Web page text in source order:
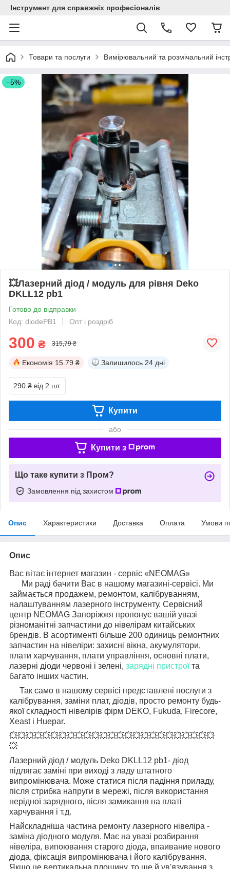
Інструмент для справжніх професіоналів
Товари та послуги Вимірювальний та розмічальний
–5%
💥Лазерний діод / модуль для рівня Deko
DKLL12 pb1
Готово до відправки
Код: diodePB1
Опт і роздріб
300 ₴ 315,79 ₴
Економія 15.79 ₴ Залишилось 24 дні
290 ₴ від 2 шт.
Купити
або
Купити з
Що таке купити з Пром?
Замовлення під захистом
Опис Характеристики Доставка Оплата Умови
Опис
Вас вітає інтернет магазин - сервіс «NEOMAG»
Ми раді бачити Вас в нашому магазині-сервісі. Ми
займається продажем, ремонтом, калібруванням,
налаштуванням лазерного інструменту. Сервісний
центр NEOMAG Запоріжжя пропонує вашій увазі
різноманітні запчастини до нівелірам китайських
брендів. В асортименті більше 200 одиниць ремонтних
запчастин на нівеліри: захисні вікна, акумулятори,
плати харчування, плати управління, основні плати,
лазерні діоди червоні і зелені, зарядні пристроїта
багато інших частин.
Так само в нашому сервісі представлені послуги з
калібрування, заміни плат, діодів, просто ремонту будь-
якої складності нівелірів фірм DEKO, Fukuda, Firecore,
Xeast і Huepar.
💥💥💥💥💥💥💥💥💥💥💥💥💥💥💥💥💥💥💥💥💥💥💥💥💥
💥
Лазерний діод / модуль Deko DKLL12 pb1- діод
підлягає заміні при виході з ладу штатного
випромінювача. Може статися після падіння приладу,
після стрибка напруги в мережі, після використання
нерідної зарядного, після замикання на платі
харчування і т.д.
Найскладніша частина ремонту лазерного нівеліра -
заміна діодного модуля. Має на увазі розбирання
нівеліра, випоювання старого діода, впаивание нового
діода, фіксація випромінювача і його калібрування.
Якщо це вертикальна площину, то ще й ув'язування з